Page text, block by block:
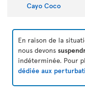
Cayo Coco
En raison de la
nous devons
indéterminée. Pour
dédiée aux